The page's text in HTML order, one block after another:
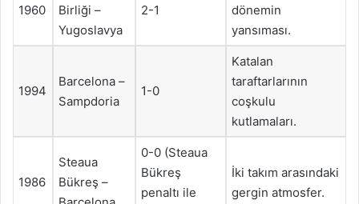
1960
Birliği –
Yugoslavya
2-1
dönemin
yansıması.
1994
Barcelona –
Sampdoria
1-0
Katalan
taraftarlarının
coşkulu
kutlamaları.
1986
Steaua
Bükreş –
0-0 (Steaua
Bükreş
penaltı ile
İki takım arasındaki
gergin atmosfer.